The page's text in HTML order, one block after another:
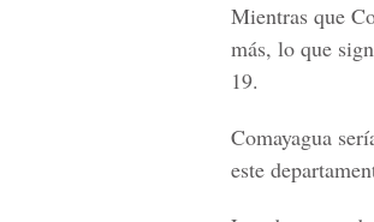
Mientras que
más, lo que
19.
Comayagua
este